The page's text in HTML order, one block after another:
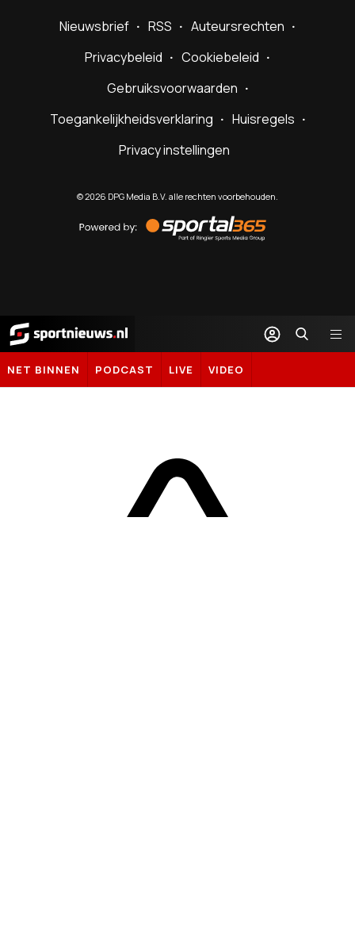
Nieuwsbrief
RSS
Auteursrechten
Privacybeleid
Cookiebeleid
Gebruiksvoorwaarden
Toegankelijkheidsverklaring
Huisregels
Privacy instellingen
©2026 DPG Media B.V. alle rechten voorbehouden.
by
Sportal365
Sportnieuws.nl
NET BINNEN PODCAST LIVE VIDEO